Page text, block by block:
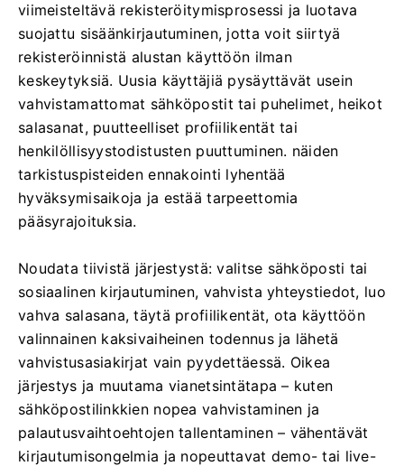
viimeisteltävä rekisteröitymisprosessi ja luotava
suojattu sisäänkirjautuminen, jotta voit siirtyä
rekisteröinnistä alustan käyttöön ilman
keskeytyksiä. Uusia käyttäjiä pysäyttävät usein
vahvistamattomat sähköpostit tai puhelimet, heikot
salasanat, puutteelliset profiilikentät tai
henkilöllisyystodistusten puuttuminen. näiden
tarkistuspisteiden ennakointi lyhentää
hyväksymisaikoja ja estää tarpeettomia
pääsyrajoituksia.
Noudata tiivistä järjestystä: valitse sähköposti tai
sosiaalinen kirjautuminen, vahvista yhteystiedot, luo
vahva salasana, täytä profiilikentät, ota käyttöön
valinnainen kaksivaiheinen todennus ja lähetä
vahvistusasiakirjat vain pyydettäessä. Oikea
järjestys ja muutama vianetsintätapa – kuten
sähköpostilinkkien nopea vahvistaminen ja
palautusvaihtoehtojen tallentaminen – vähentävät
kirjautumisongelmia ja nopeuttavat demo- tai live-